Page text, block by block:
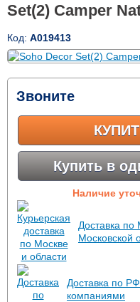
Set(2) Camper
Код: A019413
Звоните
Купить в
Наличие
Доставка по
Московской
Доставка по
компаниями